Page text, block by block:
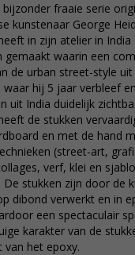
bijzonder fraaie serie
kunstenaar George
in zijn atelier in India
gemaakt waarin een
de urban street-style
waar hij 5 jaar verbleef
uit India duidelijk
de stukken
en met de hand
(street-art,
verf, klei en
De stukken zijn door de
dibond verwerkt en in
een spectaculair
karakter van de
van het epoxy.